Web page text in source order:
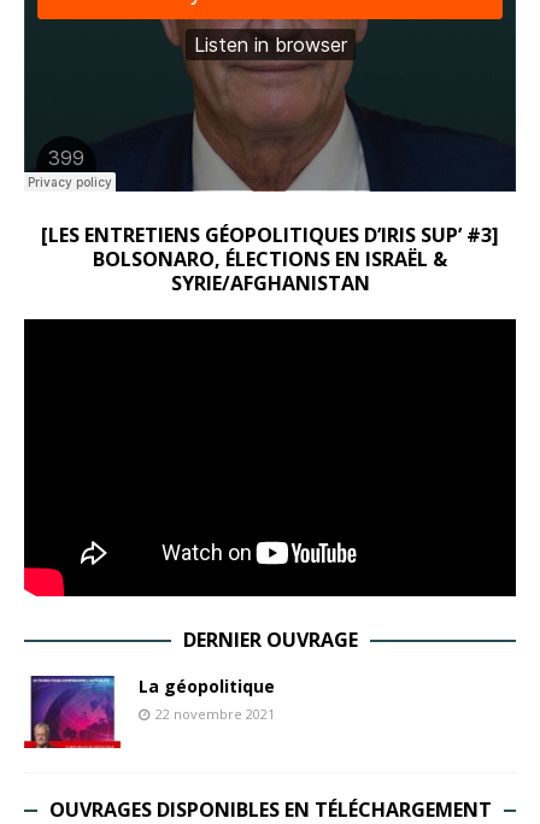
[LES ENTRETIENS GÉOPOLITIQUES D’IRIS SUP’ #3]
BOLSONARO, ÉLECTIONS EN ISRAËL &
SYRIE/AFGHANISTAN
DERNIER OUVRAGE
La géopolitique
22 novembre 2021
OUVRAGES DISPONIBLES EN TÉLÉCHARGEMENT